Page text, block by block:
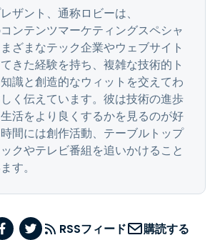
ザント、通称ロビーは、
ンテンツマーケティングスペシャ
ざまなテック企業やウェブサイト
きた経験を持ち、複雑な技術的ト
識と創造的なウィットを交えてわ
く伝えています。彼は技術の進歩
活をより良くするかを見るのが好
間には創作活動、テーブルトップ
クやテレビ番組を追いかけること
す。
RSSフィード 購読する